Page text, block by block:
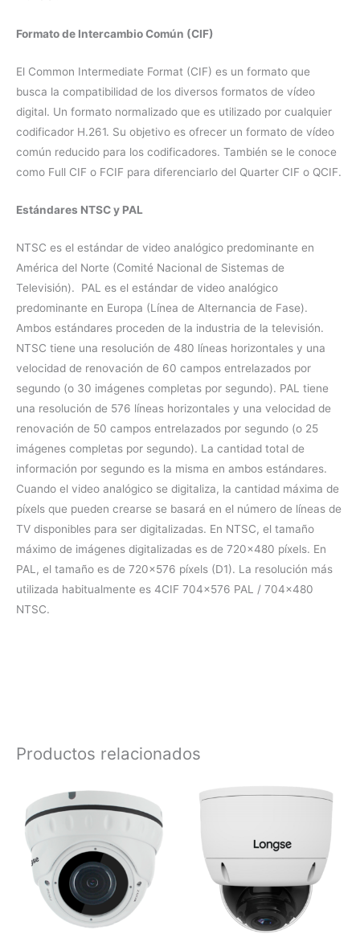
Formato de Intercambio Común (CIF)
El Common Intermediate Format (CIF) es un formato que
busca la compatibilidad de los diversos formatos de vídeo
digital. Un formato normalizado que es utilizado por cualquier
codificador H.261. Su objetivo es ofrecer un formato de vídeo
común reducido para los codificadores. También se le conoce
como Full CIF o FCIF para diferenciarlo del Quarter CIF o QCIF.
Estándares NTSC y PAL
NTSC es el estándar de video analógico predominante en
América del Norte (Comité Nacional de Sistemas de
Televisión). PAL es el estándar de video analógico
predominante en Europa (Línea de Alternancia de Fase).
Ambos estándares proceden de la industria de la televisión.
NTSC tiene una resolución de 480 líneas horizontales y una
velocidad de renovación de 60 campos entrelazados por
segundo (o 30 imágenes completas por segundo). PAL tiene
una resolución de 576 líneas horizontales y una velocidad de
renovación de 50 campos entrelazados por segundo (o 25
imágenes completas por segundo). La cantidad total de
información por segundo es la misma en ambos estándares.
Cuando el video analógico se digitaliza, la cantidad máxima de
píxels que pueden crearse se basará en el número de líneas de
TV disponibles para ser digitalizadas. En NTSC, el tamaño
máximo de imágenes digitalizadas es de 720×480 píxels. En
PAL, el tamaño es de 720×576 píxels (D1). La resolución más
utilizada habitualmente es 4CIF 704×576 PAL / 704×480
NTSC.
Productos relacionados